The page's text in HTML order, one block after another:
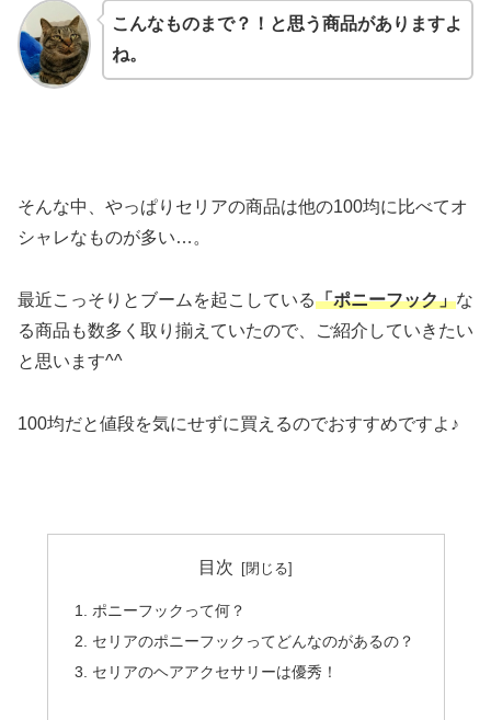
こんなものまで？！と思う商品がありますよ
ね。
そんな中、やっぱりセリアの商品は他の100均に比べてオ
シャレなものが多い…。
最近こっそりとブームを起こしている「ポニーフック」な
る商品も数多く取り揃えていたので、ご紹介していきたい
と思います^^
100均だと値段を気にせずに買えるのでおすすめですよ♪
目次
ポニーフックって何？
セリアのポニーフックってどんなのがあるの？
セリアのヘアアクセサリーは優秀！